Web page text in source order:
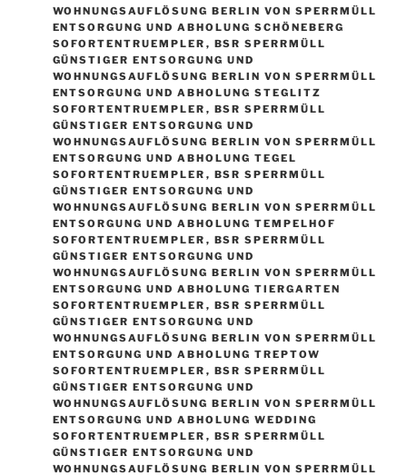
WOHNUNGSAUFLÖSUNG BERLIN VON SPERRMÜLL
ENTSORGUNG UND ABHOLUNG SCHÖNEBERG
SOFORTENTRUEMPLER , BSR SPERRMÜLL
GÜNSTIGER ENTSORGUNG UND
WOHNUNGSAUFLÖSUNG BERLIN VON SPERRMÜLL
ENTSORGUNG UND ABHOLUNG STEGLITZ
SOFORTENTRUEMPLER , BSR SPERRMÜLL
GÜNSTIGER ENTSORGUNG UND
WOHNUNGSAUFLÖSUNG BERLIN VON SPERRMÜLL
ENTSORGUNG UND ABHOLUNG TEGEL
SOFORTENTRUEMPLER , BSR SPERRMÜLL
GÜNSTIGER ENTSORGUNG UND
WOHNUNGSAUFLÖSUNG BERLIN VON SPERRMÜLL
ENTSORGUNG UND ABHOLUNG TEMPELHOF
SOFORTENTRUEMPLER , BSR SPERRMÜLL
GÜNSTIGER ENTSORGUNG UND
WOHNUNGSAUFLÖSUNG BERLIN VON SPERRMÜLL
ENTSORGUNG UND ABHOLUNG TIERGARTEN
SOFORTENTRUEMPLER , BSR SPERRMÜLL
GÜNSTIGER ENTSORGUNG UND
WOHNUNGSAUFLÖSUNG BERLIN VON SPERRMÜLL
ENTSORGUNG UND ABHOLUNG TREPTOW
SOFORTENTRUEMPLER , BSR SPERRMÜLL
GÜNSTIGER ENTSORGUNG UND
WOHNUNGSAUFLÖSUNG BERLIN VON SPERRMÜLL
ENTSORGUNG UND ABHOLUNG WEDDING
SOFORTENTRUEMPLER , BSR SPERRMÜLL
GÜNSTIGER ENTSORGUNG UND
WOHNUNGSAUFLÖSUNG BERLIN VON SPERRMÜLL